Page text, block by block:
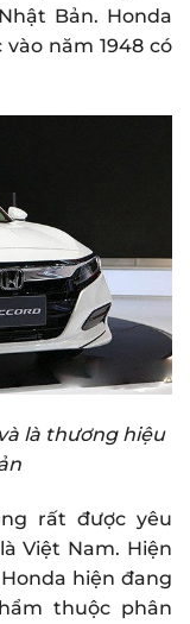
Bản. Honda
năm 1948 có
là thương hiệu
rất được yêu
Việt Nam. Hiện
hiện đang
thuộc phân